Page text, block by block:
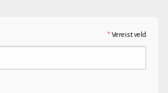
*Vereist veld